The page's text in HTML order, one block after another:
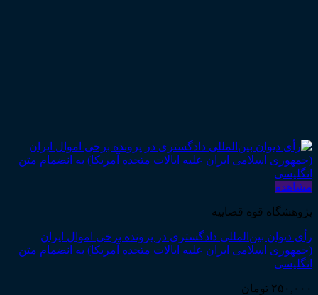
مشاهده
پژوهشگاه قوه قضاییه
رأی دیوان بین‌المللی دادگستری در پرونده برخی اموال ایران
(جمهوری اسلامی ایران علیه ایالات متحده آمریکا) به انضمام متن
انگلیسی
۲۵۰,۰۰۰ تومان